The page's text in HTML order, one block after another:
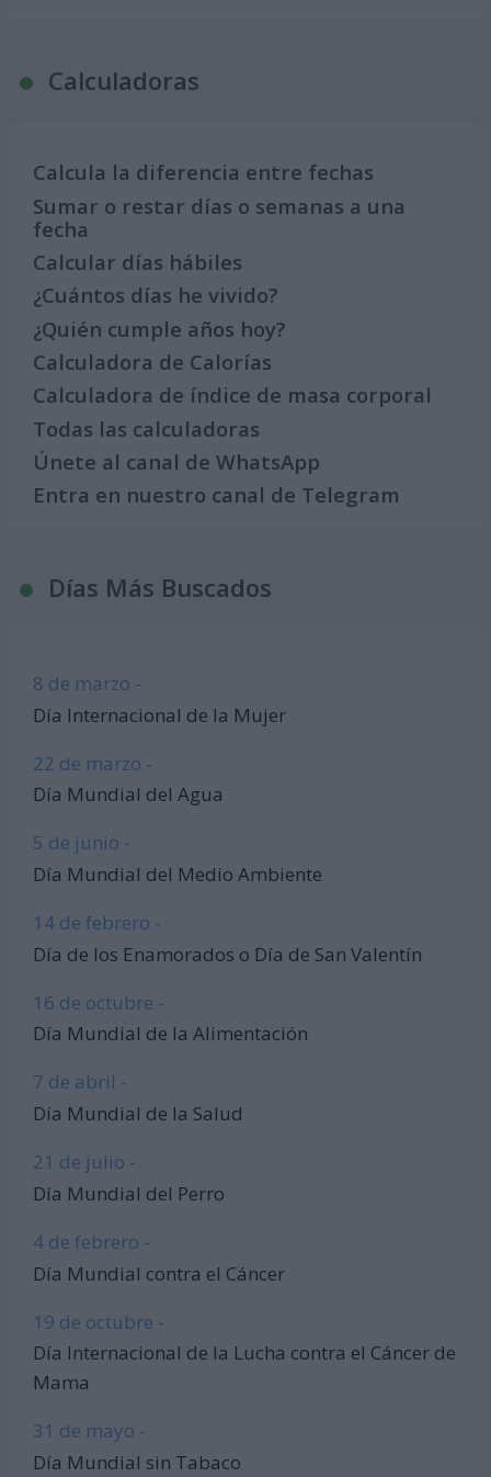
Calculadoras
Calcula la diferencia entre fechas
Sumar o restar días o semanas a una
fecha
Calcular días hábiles
¿Cuántos días he vivido?
¿Quién cumple años hoy?
Calculadora de Calorías
Calculadora de índice de masa corporal
Todas las calculadoras
Únete al canal de WhatsApp
Entra en nuestro canal de Telegram
Días Más Buscados
8 de marzo -
Día Internacional de la Mujer
22 de marzo -
Día Mundial del Agua
5 de junio -
Día Mundial del Medio Ambiente
14 de febrero -
Día de los Enamorados o Día de San Valentín
16 de octubre -
Día Mundial de la Alimentación
7 de abril -
Día Mundial de la Salud
21 de julio -
Día Mundial del Perro
4 de febrero -
Día Mundial contra el Cáncer
19 de octubre -
Día Internacional de la Lucha contra el Cáncer de
Mama
31 de mayo -
Día Mundial sin Tabaco